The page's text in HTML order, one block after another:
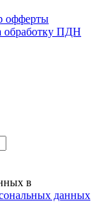
офферты
обработку ПДН
в
данных